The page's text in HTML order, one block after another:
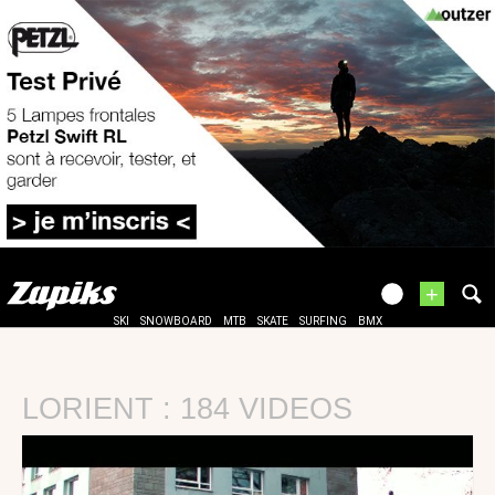
+
SKI SNOWBOARD MTB SKATE SURFING BMX
LORIENT : 184 VIDEOS